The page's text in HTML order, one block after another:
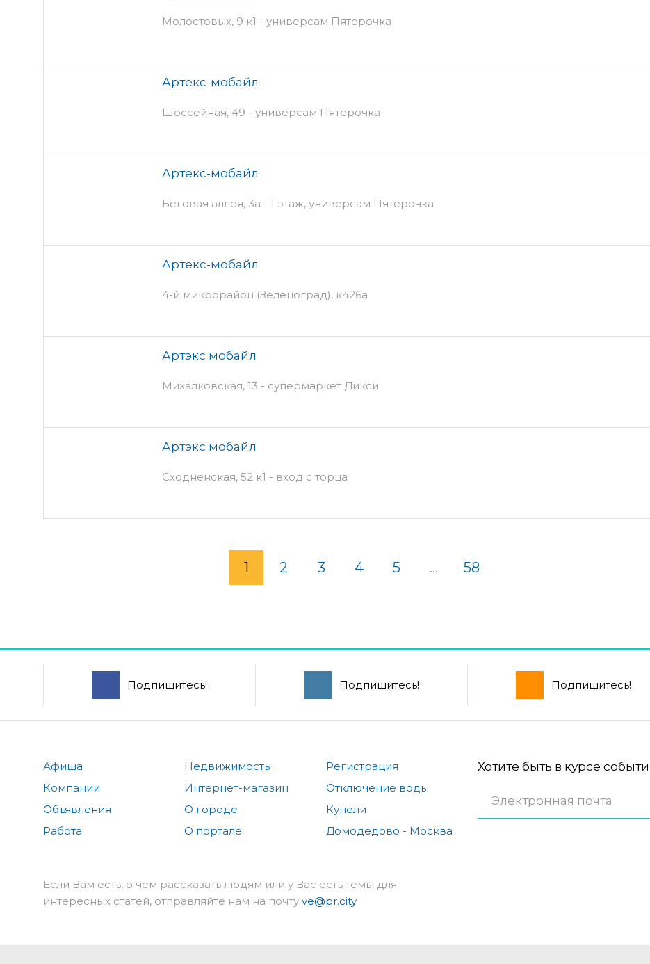
Молостовых, 9 к1 - универсам Пятерочка
Артекс-мобайл
Шоссейная, 49 - универсам Пятерочка
Артекс-мобайл
Беговая аллея, 3а - 1 этаж, универсам Пятерочка
Артекс-мобайл
4-й микрорайон (Зеленоград), к426а
Артэкс мобайл
Михалковская, 13 - супермаркет Дикси
Артэкс мобайл
Сходненская, 52 к1 - вход с торца
1 2 3 4 5 ... 58
Подпишитесь! Подпишитесь! Подпишитесь!
Афиша
Компании
Объявления
Работа
Недвижимость
Интернет-магазин
О городе
О портале
Регистрация
Отключение воды
Купели
Домодедово - Москва
Хотите быть в курсе
Если Вам есть, о чем рассказать людям или у Вас есть темы для
интересных статей, отправляйте нам на почту ve@pr.city